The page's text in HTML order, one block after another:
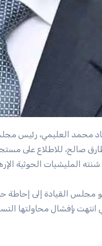
صالح، للاطلاع على
المليشيات الحوثية
القيادة إلى إحاطة
انتهت بإفشال محاولتها